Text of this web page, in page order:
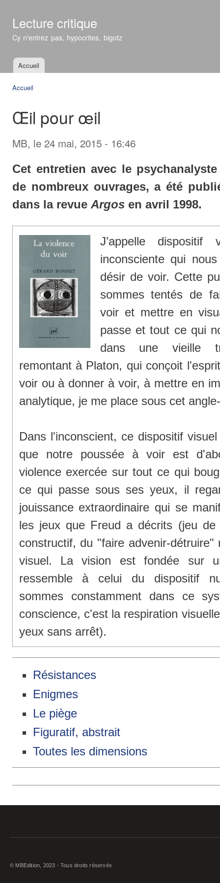
Lecture critique
Cy n'entrez pas, hypocrites, bigotz
Menu principal
Accueil
Accueil
Œil pour œil
MB, le 24 mai, 2015 - 16:46
Cet entretien avec le
de nombreux ouvrages, a été
dans la revue Argos en avril 1998.
J’appelle dispositif
inconsciente qui
désir de voir. Cette
sommes tentés de
voir et mettre en
passe et tout ce qui
dans une vieille
remontant à Platon, qui conçoit
voir ou à donner à voir, à mettre en
analytique, je me place sous cet
Dans l'inconscient, ce dispositif
que notre poussée à voir est
violence exercée sur tout ce qui
ce qui passe sous ses yeux, il
jouissance extraordinaire qui se
les jeux que Freud a décrits (jeu
constructif, du "faire advenir-
visuel. La vision est fondée sur
ressemble à celui du dispositif
sommes constamment dans ce
conscience, c'est la respiration
yeux sans arrêt).
Résistances
Enigmes
Le piège
Figuratif, abstrait
Toutes les dimensions
© MBEdition, 2023 - Tous droits réservés